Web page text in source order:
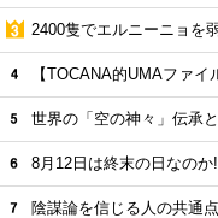
2400隻でエルニーニョを
【TOCANA的UMAファイ
世界の「空の神々」伝承
8月12日は終末の日なのか
陰謀論を信じる人の共通